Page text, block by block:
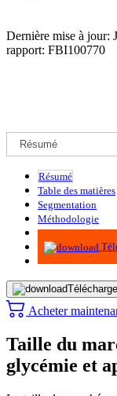
Dernière mise à jour:
rapport: FBI100770
Résumé
Table des matières
Segmentation
Méthodologie
Infographie
Acheter
Taille du
glycémie et